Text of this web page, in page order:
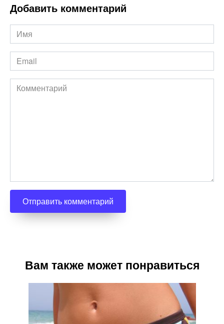
Добавить комментарий
Имя
*
Email
*
Комментарий
Вам также может понравиться